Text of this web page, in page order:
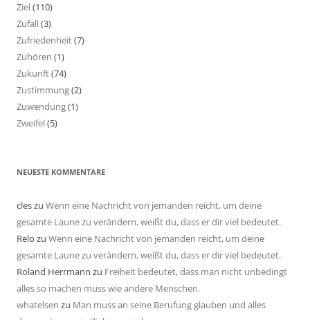
Ziel(110)
Zufall(3)
Zufriedenheit(7)
Zuhören (1)
Zukunft(74)
Zustimmung(2)
Zuwendung(1)
Zweifel(5)
NEUESTE KOMMENTARE
cleszu Wenn eine Nachricht von jemanden reicht, um deine
gesamte Laune zu verändern, weißt du, dass er dir viel bedeutet.
Relo zu Wenn eine Nachricht von jemanden reicht, um deine
gesamte Laune zu verändern, weißt du, dass er dir viel bedeutet.
Roland Herrmann zu Freiheit bedeutet, dass man nicht unbedingt
alles so machen muss wie andere Menschen.
whatelsen zu Man muss an seine Berufung glauben und alles